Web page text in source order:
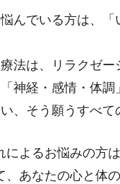
んでいる方は、
法は、リラクゼ
神経・感情・体
、そう願うすべて
によるお悩みの方
、あなたの心と体